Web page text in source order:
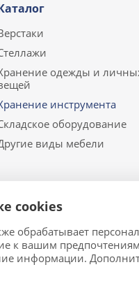
одежды и
инструмента
оборудование
виды мебели
металлической
данный сайт носит
(2) Гражданского
cookies
обрабатывает
к вашим
информации.